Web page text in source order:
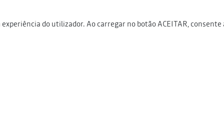
do utilizador. Ao carregar no botão ACEITAR, consente